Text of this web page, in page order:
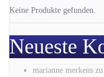
Keine Produkte gefunden.
Neueste
marianne merkens zu